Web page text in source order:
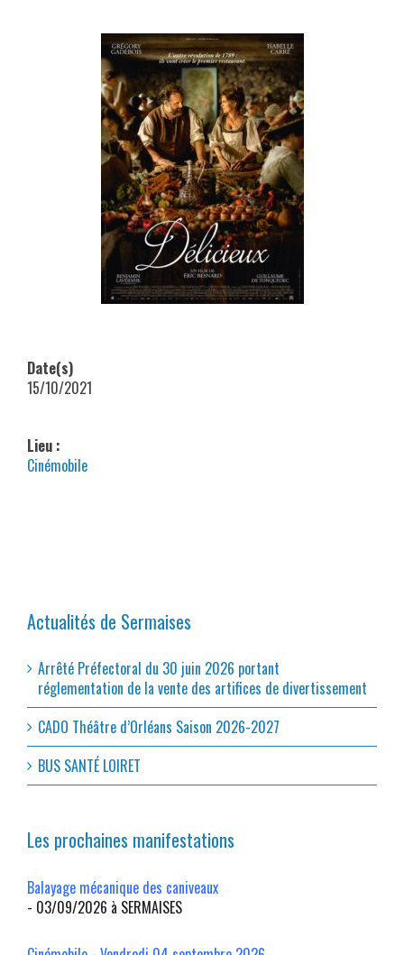
Date(s)
15/10/2021
Lieu :
Cinémobile
Actualités de Sermaises
Arrêté Préfectoral du 30 juin 2026 portant
réglementation de la vente des artifices de divertissement
CADO Théâtre d’Orléans Saison 2026-2027
BUS SANTÉ LOIRET
Les prochaines manifestations
Balayage mécanique des caniveaux
- 03/09/2026 à SERMAISES